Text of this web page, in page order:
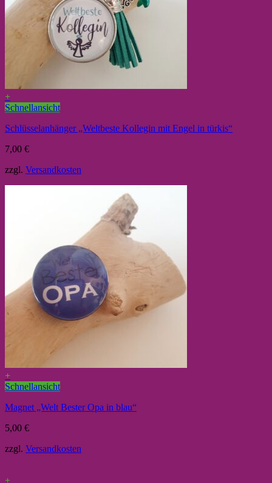
+
Schnellansicht
Schlüsselanhänger „Weltbeste Kollegin mit Engel in türkis“
7,00 €
zzgl. Versandkosten
+
Schnellansicht
Magnet „Welt Bester Opa in blau“
5,00 €
zzgl. Versandkosten
+